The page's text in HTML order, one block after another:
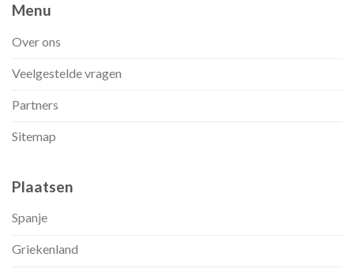
Menu
Over ons
Veelgestelde vragen
Partners
Sitemap
Plaatsen
Spanje
Griekenland